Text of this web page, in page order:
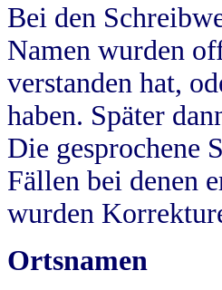
Bei den
Namen wurden
verstanden hat,
haben. Später
Die gesprochene
Fällen bei denen
wurden
Ortsnamen